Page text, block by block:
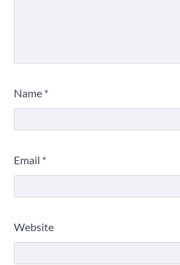
Name *
Email *
Website